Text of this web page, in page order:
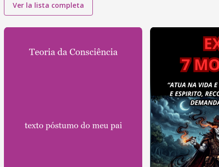
Ver la lista completa